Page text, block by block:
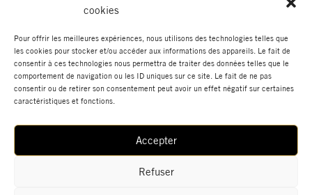
cookies
Pour offrir les meilleures expériences, nous utilisons des technologies telles que
les cookies pour stocker et/ou accéder aux informations des appareils. Le fait de
consentir à ces technologies nous permettra de traiter des données telles que le
comportement de navigation ou les ID uniques sur ce site. Le fait de ne pas
consentir ou de retirer son consentement peut avoir un effet négatif sur certaines
caractéristiques et fonctions.
Accepter
Refuser
Alainpers changeant les couleurs de son horloge en cristal
Données Personnelles
Contact